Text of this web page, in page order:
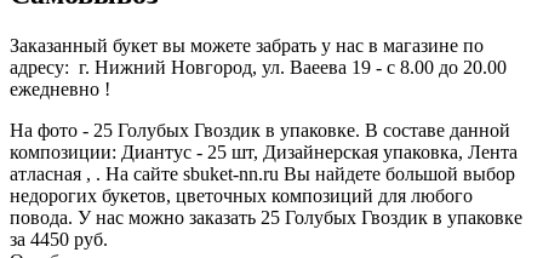
Заказанный букет вы можете забрать у нас в магазине по
адресу: г. Нижний Новгород, ул. Ваеева 19 - с 8.00 до 20.00
ежедневно !
На фото - 25 Голубых Гвоздик в упаковке. В составе данной
композиции: Диантус - 25 шт, Дизайнерская упаковка, Лента
атласная , . На сайте sbuket-nn.ru Вы найдете большой выбор
недорогих букетов, цветочных композиций для любого
повода. У нас можно заказать 25 Голубых Гвоздик в упаковке
за 4450 руб.